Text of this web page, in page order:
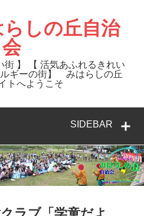
しの丘自治
会
街 】 【 活気あふれるきれい
ギーの街】 みはらしの丘
トへようこそ
SIDEBAR